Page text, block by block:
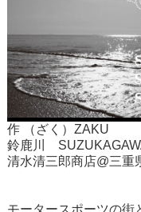
作 （ざく）ZAKU
鈴鹿川
清水清三郎商店@三重
モータースポーツの街